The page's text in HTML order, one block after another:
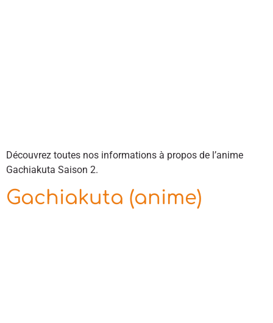
Découvrez toutes nos informations à propos de l’anime
Gachiakuta Saison 2.
Gachiakuta (anime)